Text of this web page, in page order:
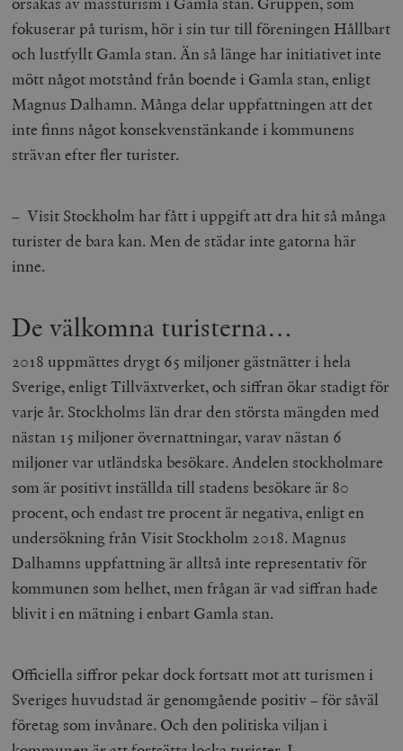
fokuserar på turism, hör i sin tur till föreningen Hållbart
och lustfyllt Gamla stan. Än så länge har initiativet inte
mött något motstånd från boende i Gamla stan, enligt
Magnus Dalhamn. Många delar uppfattningen att det
inte finns något konsekvenstänkande i kommunens
strävan efter fler turister.
– Visit Stockholm har fått i uppgift att dra hit så många
turister de bara kan. Men de städar inte gatorna här
inne.
De välkomna turisterna…
2018 uppmättes drygt 65 miljoner gästnätter i hela
Sverige, enligt Tillväxtverket, och siffran ökar stadigt för
varje år. Stockholms län drar den största mängden med
nästan 15 miljoner övernattningar, varav nästan 6
miljoner var utländska besökare. Andelen stockholmare
som är positivt inställda till stadens besökare är 80
procent, och endast tre procent är negativa, enligt en
undersökning från Visit Stockholm 2018. Magnus
Dalhamns uppfattning är alltså inte representativ för
kommunen som helhet, men frågan är vad siffran hade
blivit i en mätning i enbart Gamla stan.
Officiella siffror pekar dock fortsatt mot att turismen i
Sveriges huvudstad är genomgående positiv – för såväl
företag som invånare. Och den politiska viljan i